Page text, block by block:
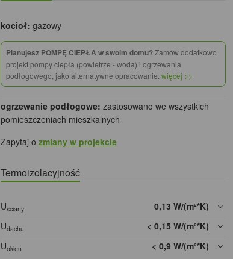
kocioł: gazowy
Planujesz POMPĘ CIEPŁA w swoim domu?Zamów dodatkowo
projekt pompy ciepła (powietrze - woda) i ogrzewania
podłogowego, jako alternatywne opracowanie.więcej >>
ogrzewanie podłogowe: zastosowano we wszystkich
pomieszczeniach mieszkalnych
Zapytaj ozmiany w projekcie
Termoizolacyjność
Uściany
0,13 W/(m²*K)
Udachu
< 0,15 W/(m²*K)
Uokien < 0,9 W/(m²*K)